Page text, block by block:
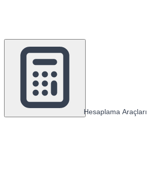
Hesaplama Araçları